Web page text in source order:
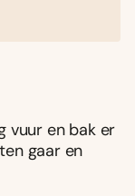
vuur en bak er
gaar en